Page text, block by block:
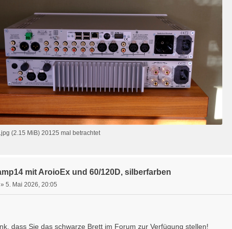
(2.15 MiB) 20125 mal betrachtet
mit AroioEx und 60/120D, silberfarben
»5. Mai 2026, 20:05
dass Sie das schwarze Brett im Forum zur Verfügung stellen!